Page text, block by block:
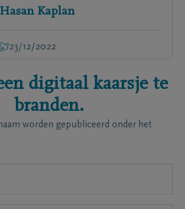
Hasan Kaplan
23/12/2022
digitaal kaarsje te
branden.
worden gepubliceerd onder het